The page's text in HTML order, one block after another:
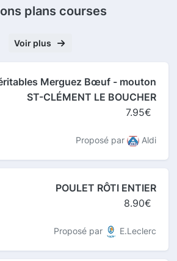
plans courses
Voir plus
Merguez Bœuf - mouton
ST-CLÉMENT LE BOUCHER
7.95€
Proposé par Aldi
POULET RÔTI ENTIER
8.90€
Proposé par E.Leclerc